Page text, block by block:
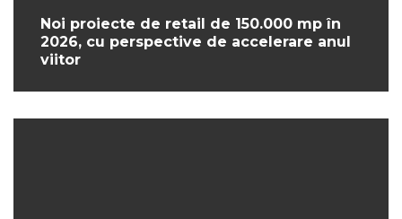
Noi proiecte de retail de 150.000 mp în
2026, cu perspective de accelerare anul
viitor